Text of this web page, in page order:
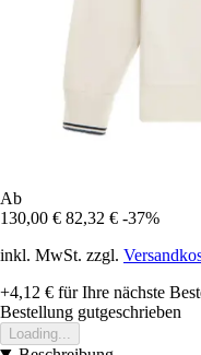
Ab
130,00 € 82,32 € -37%
inkl. MwSt. zzgl.
+4,12 € für Ihre nächste
Bestellung gutgeschrieben
Loading...